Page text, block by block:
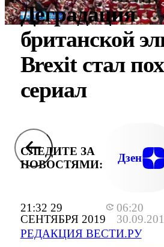
21:32 29
СЕНТЯБРЯ 2019
06:20
РЕДАКЦИЯ ВЕСТИ.РУ
Деградация
британской
Brexit стал
сериал
СЛЕДИТЕ ЗА
НОВОСТЯМИ:
Дзен